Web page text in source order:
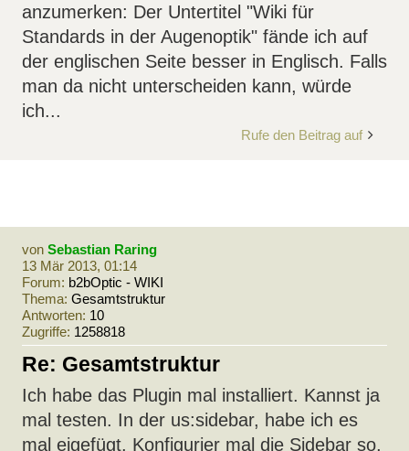
anzumerken: Der Untertitel "Wiki für
Standards in der Augenoptik" fände ich auf
der englischen Seite besser in Englisch. Falls
man da nicht unterscheiden kann, würde
ich...
Rufe den Beitrag auf
von Sebastian Raring
13 Mär 2013, 01:14
Forum: b2bOptic - WIKI
Thema: Gesamtstruktur
Antworten: 10
Zugriffe: 1258818
Re: Gesamtstruktur
Ich habe das Plugin mal installiert. Kannst ja
mal testen. In der us:sidebar, habe ich es
mal eigefügt. Konfigurier mal die Sidebar so,